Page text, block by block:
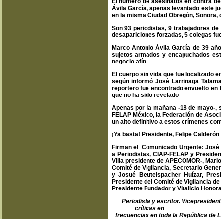
El número de asesinatos en contra
Ávila García, apenas levantado este
en la misma Ciudad Obregón,
Son 93 periodistas, 9 trabajadores
desapariciones forzadas, 5 colegas
Marco Antonio Ávila García de 39
sujetos armados y encapuchados
negocio afín.
El cuerpo sin vida que fue localizado
según informó José Larrinaga
reportero fue encontrado envuelto
que no ha sido revelado
Apenas por la mañana -18 de mayo-
FELAP México, la Federación de
un alto definitivo a estos crímenes
¡Ya basta! Presidente, Felipe Calderón
Firman el Comunicado Urgente:
a Periodistas, CIAP-FELAP y
Villa presidente de APECOMOR-,
Comité de Vigilancia, Secretario
y Josué Beutelspacher Huízar,
Presidente del Comité de Vigilancia
Presidente Fundador y Vitalicio
Periodista y escritor.
críticas en
frecuencias en toda la República de